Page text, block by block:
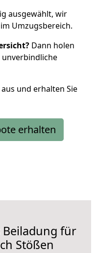
ausgewählt, wir
Umzugsbereich.
Dann holen
unverbindliche
und erhalten Sie
erhalten
für
Stößen